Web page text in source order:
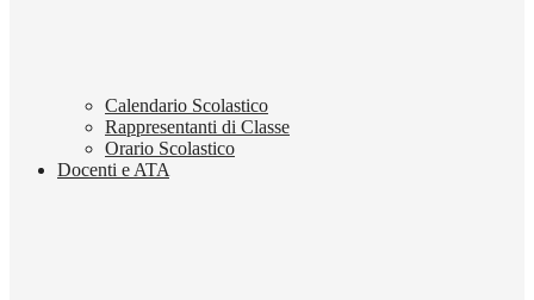
Calendario Scolastico
Rappresentanti di Classe
Orario Scolastico
Docenti e ATA